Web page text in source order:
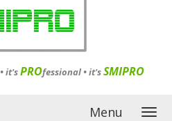
it'sPROfessional •it'sSMIPRO
Menu